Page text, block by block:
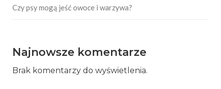
Czy psy mogą jeść owoce i warzywa?
Najnowsze komentarze
Brak komentarzy do wyświetlenia.